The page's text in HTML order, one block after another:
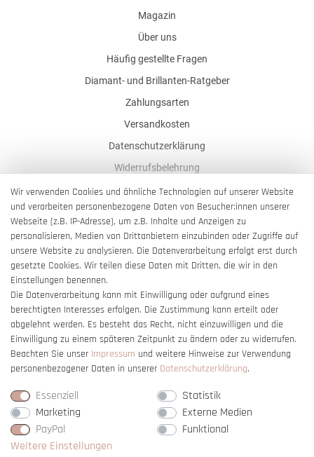
Magazin
Über uns
Häufig gestellte Fragen
Diamant- und Brillanten-Ratgeber
Zahlungsarten
Versandkosten
Datenschutzerklärung
Widerrufsbelehrung
AGB
Impressum
Barrierefreiheitserklärung
Vertrag widerrufen
Wir verwenden Cookies und ähnliche Technologien auf unserer Website
und verarbeiten personenbezogene Daten von Besucher:innen unserer
Webseite (z.B. IP-Adresse), um z.B. Inhalte und Anzeigen zu
personalisieren, Medien von Drittanbietern einzubinden oder Zugriffe auf
unsere Website zu analysieren. Die Datenverarbeitung erfolgt erst durch
gesetzte Cookies. Wir teilen diese Daten mit Dritten, die wir in den
Einstellungen benennen.
Die Datenverarbeitung kann mit Einwilligung oder aufgrund eines
berechtigten Interesses erfolgen. Die Zustimmung kann erteilt oder
abgelehnt werden. Es besteht das Recht, nicht einzuwilligen und die
Einwilligung zu einem späteren Zeitpunkt zu ändern oder zu widerrufen.
Beachten Sie unser Impressum und weitere Hinweise zur Verwendung
personenbezogener Daten in unserer Daten­schutz­erklärung.
Essenziell
Statistik
Marketing
Externe Medien
PayPal
Funktional
Weitere Einstellungen